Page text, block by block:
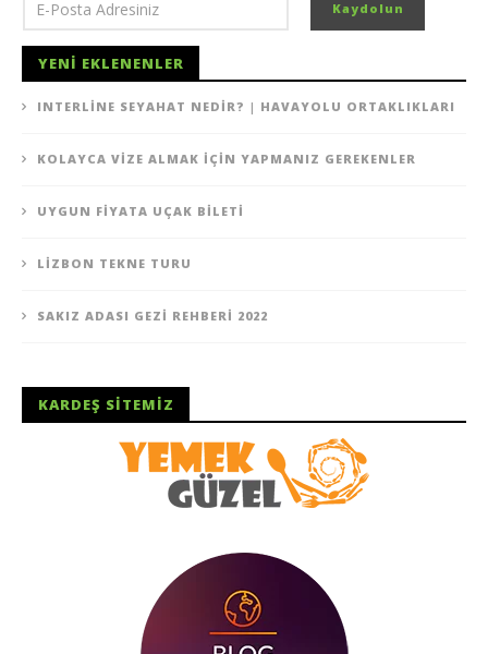
YENI EKLENENLER
INTERLINE SEYAHAT NEDIR? | HAVAYOLU ORTAKLIKLARI
KOLAYCA VIZE ALMAK İÇIN YAPMANIZ GEREKENLER
UYGUN FIYATA UÇAK BILETI
LIZBON TEKNE TURU
SAKIZ ADASI GEZI REHBERI 2022
KARDEŞ SITEMIZ